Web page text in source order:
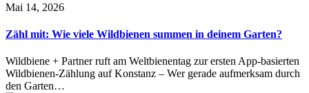
Mai 14, 2026
Zähl mit: Wie viele Wildbienen summen in deinem Garten?
Wildbiene + Partner ruft am Weltbienentag zur ersten App-basierten
Wildbienen-Zählung auf Konstanz – Wer gerade aufmerksam durch
den Garten…